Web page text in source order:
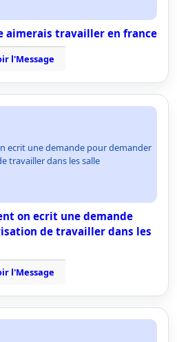
travailler en france
l'Message
ecrit une demande pour demander
travailler dans les salle
on ecrit une demande
de travailler dans les
l'Message